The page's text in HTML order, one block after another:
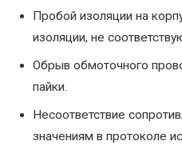
электродвигателя
Послеремонтные
Пробой изоляции на
изоляции, не
Обрыв обмоточного
пайки.
Несоответствие
значениям в протоколе